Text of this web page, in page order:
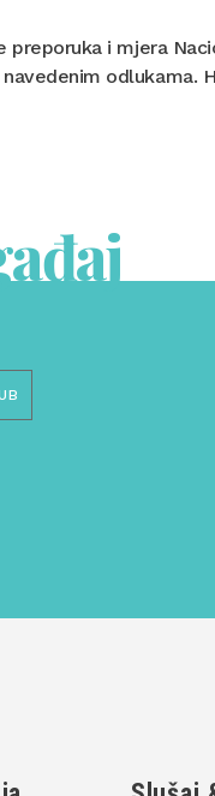
preporuka i mjera
odlukama.